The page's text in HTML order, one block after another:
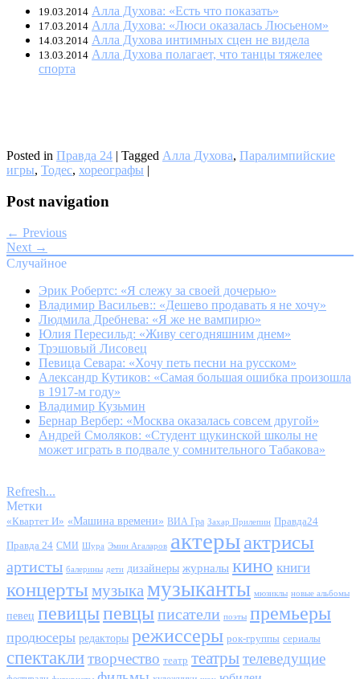
19.03.2014 Алла Духова: «Есть что показать»
17.03.2014 Алла Духова: «Люси оказалась Люсьеном»
14.03.2014 Алла Духова интимных сцен не видела
13.03.2014 Алла Духова полагает, что танцы тяжелее
спорта
Posted in Правда 24 | Tagged Алла Духова, Паралимпийские
игры, Тодес, хореографы |
Post navigation
← Previous
Next →
Случайное
Эрик Робертс: «Я слежу за своей дочерью»
Владимир Васильев:: «Дешево продавать я не хочу»
Людмила Дребнева: «Я же не вампирю»
Юлия Пересильд: «Живу сегодняшним днем»
Трэшовый Лисовец
Певица Севара: «Хочу петь песни на русском»
Александр Кутиков: «Самая большая ошибка произошла
в 1917-м году»
Владимир Кузьмин
Бернар Вербер: «Москва оказалась совсем другой»
Андрей Смоляков: «Студент щукинской школы не
может играть в подвале у сомнительного Табакова»
Refresh...
Метки
«Квартет И» «Машина времени» ВИА Гра Захар Прилепин Правда24
Правда 24 СМИ Шура Эмин Агаларов актерыактрисы
артисты балерины дети дизайнеры журналы кино книги
концерты музыка музыканты мюзиклы новые альбомы
певец певицыпевцыписатели поэты премьеры
продюсеры редакторы режиссеры рок-группы сериалы
спектаклитворчество театр театрытелеведущие